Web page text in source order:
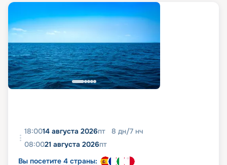
18:0014 августа 2026пт 8 дн/7 нч
08:0021 августа 2026пт
Вы посетите 4 страны: